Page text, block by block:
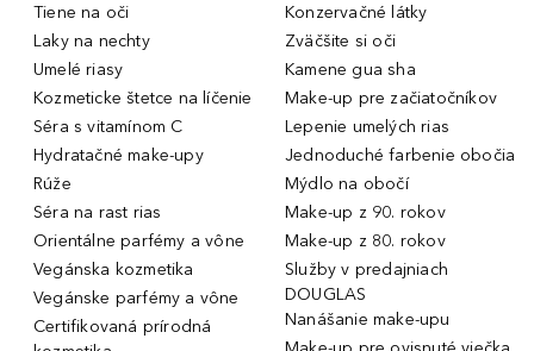
Tiene na oči
Laky na nechty
Umelé riasy
Kozmeticke štetce na líčenie
Séra s vitamínom C
Hydratačné make-upy
Rúže
Séra na rast rias
Orientálne parfémy a vône
Vegánska kozmetika
Vegánske parfémy a vône
Certifikovaná prírodná
Konzervačné látky
Zväčšite si oči
Kamene gua sha
Make-up pre začiatočníkov
Lepenie umelých rias
Jednoduché farbenie obočia
Mýdlo na obočí
Make-up z 90. rokov
Make-up z 80. rokov
Služby v predajniach
DOUGLAS
Nanášanie make-upu